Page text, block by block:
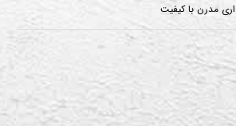
مدرن با کیفیت